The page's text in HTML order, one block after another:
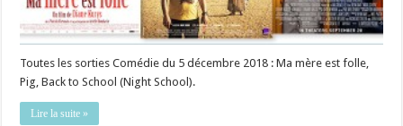
Toutes les sorties Comédie du 5 décembre 2018 : Ma mère est folle,
Pig, Back to School (Night School).
Lire la suite »